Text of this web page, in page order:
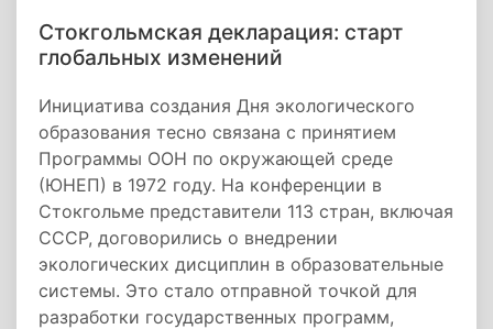
Стокгольмская декларация: старт
глобальных изменений
Инициатива создания Дня экологического
образования тесно связана с принятием
Программы ООН по окружающей среде
(ЮНЕП) в 1972 году. На конференции в
Стокгольме представители 113 стран, включая
СССР, договорились о внедрении
экологических дисциплин в образовательные
системы. Это стало отправной точкой для
разработки государственных программ,